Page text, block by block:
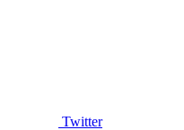
Twitter